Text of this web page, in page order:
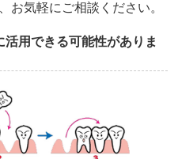
お気軽にご相談ください。
用できる可能性がありま